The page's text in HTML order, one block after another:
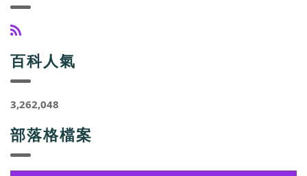
百科人氣
3,262,048
部落格檔案